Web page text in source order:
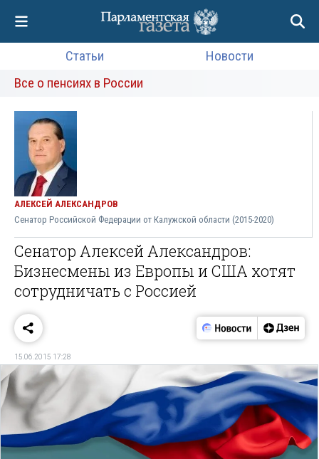
Статьи
Новости
Все о пенсиях в России
АЛЕКСЕЙ АЛЕКСАНДРОВ
Сенатор Российской Федерации от Калужской области (2015-2020)
Сенатор Алексей Александров:
Бизнесмены из Европы и США хотят
сотрудничать с Россией
15.06.2015 17:28